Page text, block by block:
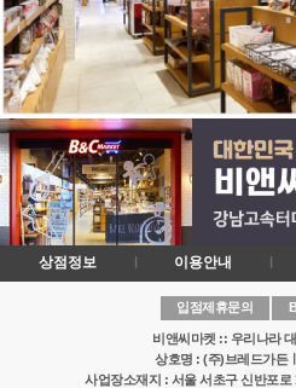
상점정보 이용안내
입점제휴문의
비앤씨마켓 :: 우리나라
상호명 : (주)브레드가든
사업장소재지 : 서울 서초구 신반포로